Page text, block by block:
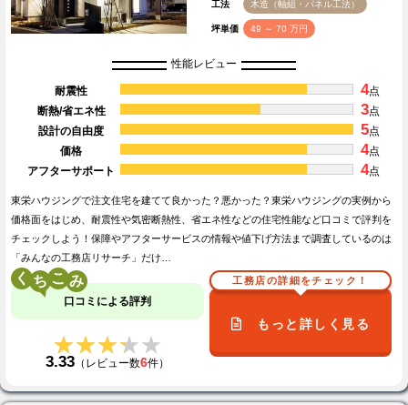
工法 木造（軸組・パネル工法）
坪単価 49 ～ 70 万円
性能レビュー
耐震性 4点
断熱/省エネ性
3点
設計の自由度
5点
価格
4点
アフターサポート
4点
東栄ハウジングで注文住宅を建てて良かった？悪かった？東栄ハウジングの実例から
価格面をはじめ、耐震性や気密断熱性、省エネ性などの住宅性能など口コミで評判を
チェックしよう！保障やアフターサービスの情報や値下げ方法まで調査しているのは
「みんなの工務店リサーチ」だけ…
く こ
口コミによる評判
★★★★★
★★★★★
3.33 （レビュー数6件）
工務店の詳細をチェック！
もっと詳しく見る